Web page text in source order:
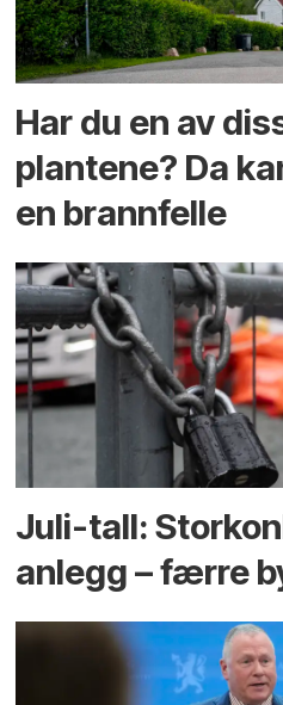
Har du en av
plantene? Da
en brannfelle
Juli-tall:
anlegg – færre